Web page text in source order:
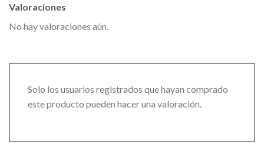
Valoraciones
No hay valoraciones aún.
Solo los usuarios registrados que hayan comprado
este producto pueden hacer una valoración.